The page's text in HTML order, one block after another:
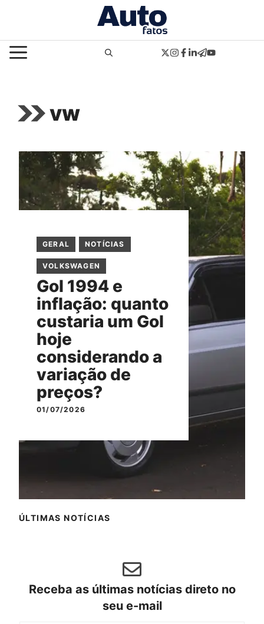
o
conteúdoMENU
vw
GERAL NOTÍCIAS
VOLKSWAGEN
Gol 1994 e
inflação: quanto
custaria um Gol
hoje
considerando a
variação de
preços?
01/07/2026
ÚLTIMAS NOTÍCIAS
Receba as últimas notícias direto no
seu e-mail